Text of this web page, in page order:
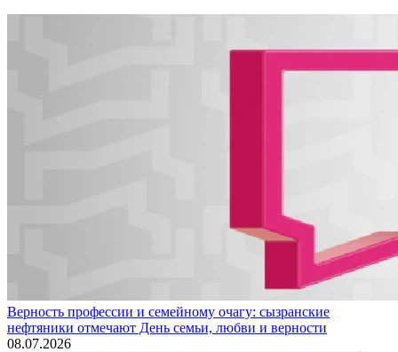
Верность профессии и семейному очагу: сызранские
нефтяники отмечают День семьи, любви и верности
08.07.2026